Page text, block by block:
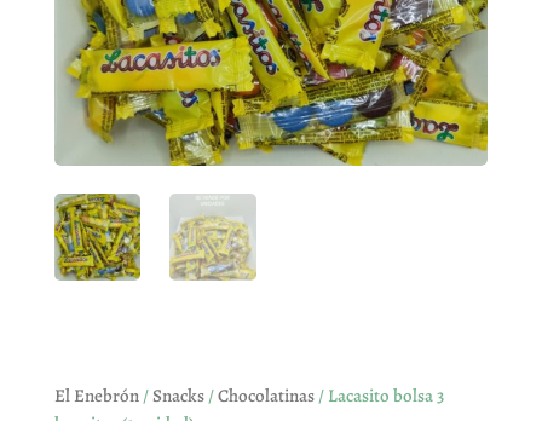
El Enebrón/ Snacks/Chocolatinas/ Lacasito bolsa 3